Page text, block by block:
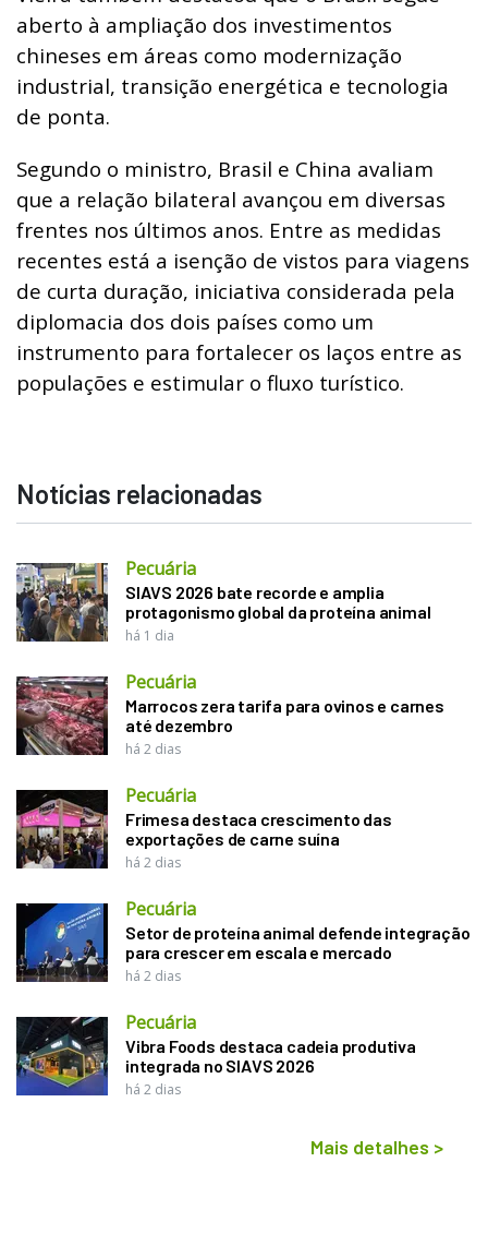
aberto à ampliação dos investimentos
chineses em áreas como modernização
industrial, transição energética e tecnologia
de ponta.
Segundo o ministro, Brasil e China avaliam
que a relação bilateral avançou em diversas
frentes nos últimos anos. Entre as medidas
recentes está a isenção de vistos para viagens
de curta duração, iniciativa considerada pela
diplomacia dos dois países como um
instrumento para fortalecer os laços entre as
populações e estimular o fluxo turístico.
Notícias relacionadas
Pecuária
SIAVS 2026 bate recorde e amplia
protagonismo global da proteína animal
há 1 dia
Pecuária
Marrocos zera tarifa para ovinos e carnes
até dezembro
há 2 dias
Pecuária
Frimesa destaca crescimento das
exportações de carne suína
há 2 dias
Pecuária
Setor de proteína animal defende integração
para crescer em escala e mercado
há 2 dias
Pecuária
Vibra Foods destaca cadeia produtiva
integrada no SIAVS 2026
há 2 dias
Mais detalhes >